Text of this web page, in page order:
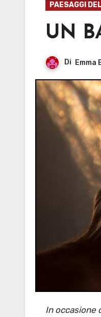
PAESAGGI
UN
Di Emma
In occasione